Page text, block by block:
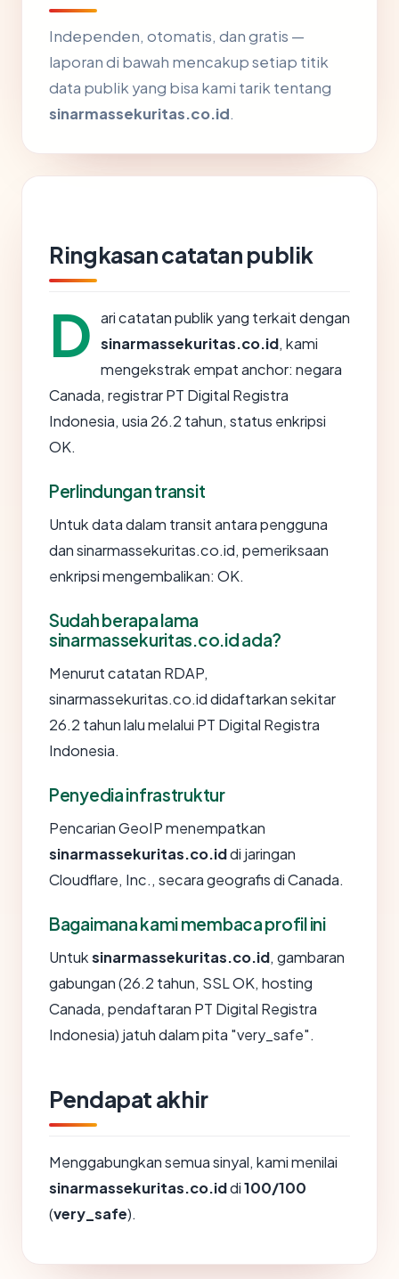
Independen, otomatis, dan gratis —
laporan di bawah mencakup setiap titik
data publik yang bisa kami tarik tentang
sinarmassekuritas.co.id.
Ringkasan catatan publik
D ari catatan publik yang terkait dengan
sinarmassekuritas.co.id, kami
mengekstrak empat anchor: negara
Canada, registrar PT Digital Registra
Indonesia, usia 26.2 tahun, status enkripsi
OK.
Perlindungan transit
Untuk data dalam transit antara pengguna
dan sinarmassekuritas.co.id, pemeriksaan
enkripsi mengembalikan: OK.
Sudah berapa lama
sinarmassekuritas.co.id ada?
Menurut catatan RDAP,
sinarmassekuritas.co.id didaftarkan sekitar
26.2 tahun lalu melalui PT Digital Registra
Indonesia.
Penyedia infrastruktur
Pencarian GeoIP menempatkan
sinarmassekuritas.co.iddi jaringan
Cloudflare, Inc., secara geografis di Canada.
Bagaimana kami membaca profil ini
Untuksinarmassekuritas.co.id, gambaran
gabungan (26.2 tahun, SSL OK, hosting
Canada, pendaftaran PT Digital Registra
Indonesia) jatuh dalam pita "very_safe".
Pendapat akhir
Menggabungkan semua sinyal, kami menilai
sinarmassekuritas.co.iddi100/100
(very_safe).